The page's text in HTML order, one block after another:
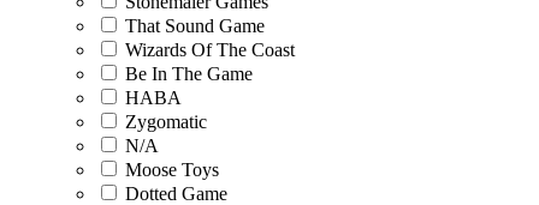
That Sound Game
Wizards Of The Coast
Be In The Game
HABA
Zygomatic
N/A
Moose Toys
Dotted Game